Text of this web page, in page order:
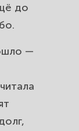
до
—